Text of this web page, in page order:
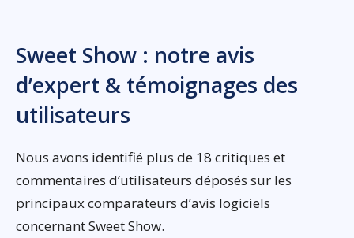
Sweet Show : notre avis
d’expert & témoignages des
utilisateurs
Nous avons identifié plus de 18 critiques et
commentaires d’utilisateurs déposés sur les
principaux comparateurs d’avis logiciels
concernant Sweet Show.